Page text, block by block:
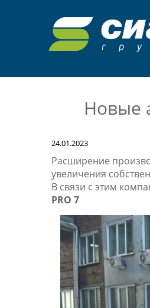
Новые
24.01.2023
Расширение
увеличения
В связи с этим
PRO 7